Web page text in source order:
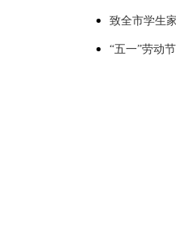
致全市学生
“五一”劳动